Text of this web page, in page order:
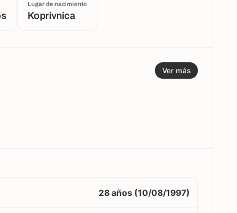
Lugar de nacimiento
Koprivnica
Ver más
28 años (10/08/1997)